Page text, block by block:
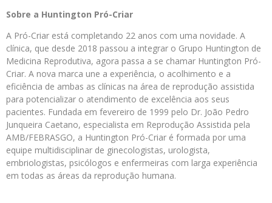
Sobre a Huntington Pró-Criar
A Pró-Criar está completando 22 anos com uma novidade. A
clínica, que desde 2018 passou a integrar o Grupo Huntington de
Medicina Reprodutiva, agora passa a se chamar Huntington Pró-
Criar. A nova marca une a experiência, o acolhimento e a
eficiência de ambas as clínicas na área de reprodução assistida
para potencializar o atendimento de excelência aos seus
pacientes. Fundada em fevereiro de 1999 pelo Dr. João Pedro
Junqueira Caetano, especialista em Reprodução Assistida pela
AMB/FEBRASGO, a Huntington Pró-Criar é formada por uma
equipe multidisciplinar de ginecologistas, urologista,
embriologistas, psicólogos e enfermeiras com larga experiência
em todas as áreas da reprodução humana.